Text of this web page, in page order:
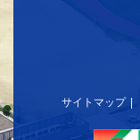
サイトマップ